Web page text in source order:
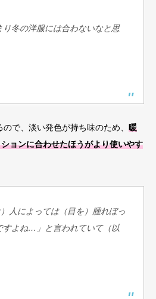
り冬の洋服には合わないなと思
で、淡い発色が持ち味のため、 暖
ョンに合わせたほうがより使いやす
人によっては（目を）腫れぼっ
すよね…」と言われていて（以